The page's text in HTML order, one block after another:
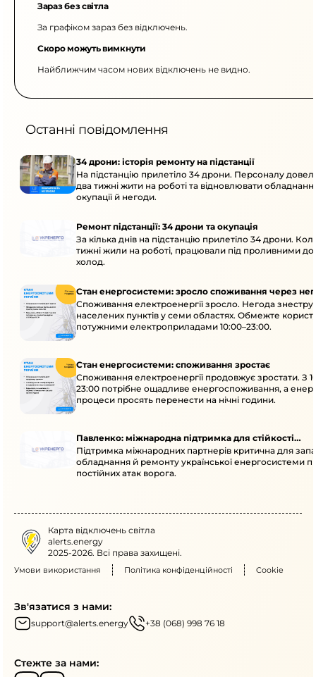
Зараз без світла
За графіком зараз без відключень.
Скоро можуть вимкнути
Найближчим часом нових відключень не видно.
Останні повідомлення
34 дрони: історія ремонту на підстанції
На підстанцію прилетіло 34 дрони. Персоналу
два тижні жити на роботі та відновлювати
окупації й негоди.
Ремонт підстанції: 34 дрони та окупація
За кілька днів на підстанцію прилетіло 34 дрони.
тижні жили на роботі, працювали під проливними
холод.
Стан енергосистеми: зросло споживання через
Споживання електроенергії зросло. Негода
населених пунктів у семи областях. Обмежте
потужними електроприладами 10:00–23:00.
Стан енергосистеми: споживання зростає
Споживання електроенергії продовжує зростати. З
23:00 потрібне ощадливе енергоспоживання, а
процеси просять перенести на нічні години.
Павленко: міжнародна підтримка для стійкості
енергосистеми
Підтримка міжнародних партнерів критична для
обладнання й ремонту української енергосистеми
постійних атак ворога.
Карта відключень світла
alerts.energy
2025-2026. Всі права захищені.
Умови використання Політика конфіденційності Cookie
Зв'язатися з нами:
support@alerts.energy +38 (068) 998 76 18
Стежте за нами: